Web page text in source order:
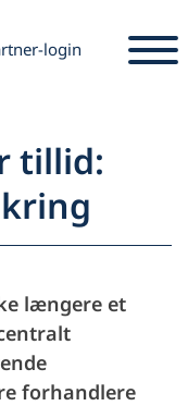
login
tillid:
længere et
forhandlere